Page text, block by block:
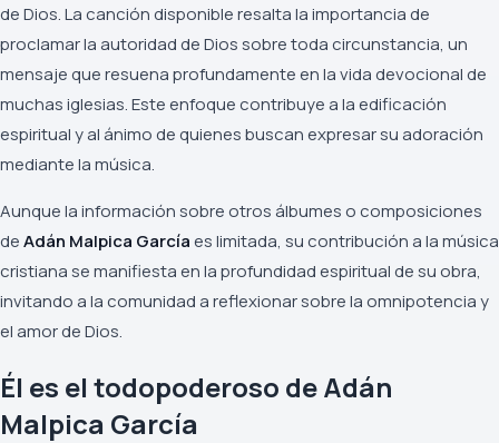
de Dios. La canción disponible resalta la importancia de
proclamar la autoridad de Dios sobre toda circunstancia, un
mensaje que resuena profundamente en la vida devocional de
muchas iglesias. Este enfoque contribuye a la edificación
espiritual y al ánimo de quienes buscan expresar su adoración
mediante la música.
Aunque la información sobre otros álbumes o composiciones
deAdán Malpica Garcíaes limitada, su contribución a la música
cristiana se manifiesta en la profundidad espiritual de su obra,
invitando a la comunidad a reflexionar sobre la omnipotencia y
el amor de Dios.
Él es el todopoderoso de Adán
Malpica García